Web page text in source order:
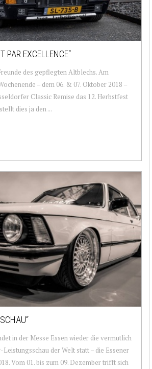
PAR EXCELLENCE“
des gepflegten Altblechs. Am
– dem 06. & 07. Oktober 2018 –
Classic Remise das 12. Herbstfest
dies ja den ...
in der Messe Essen wieder die vermutlich
der Welt statt – die Essener
Vom 01. bis zum 09. Dezember trifft sich